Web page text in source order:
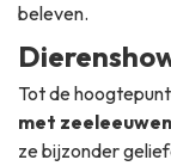
beleven.
Tot de
met
ze bijzonder